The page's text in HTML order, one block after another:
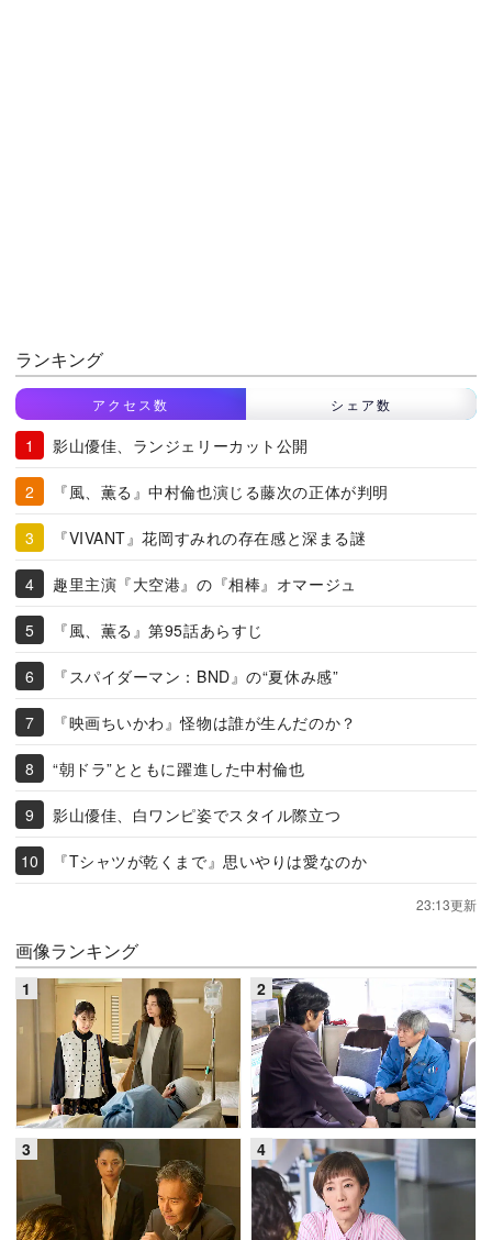
ランキング
アクセス数 シェア数
影山優佳、ランジェリーカット公開
『風、薫る』中村倫也演じる藤次の正体が判明
『VIVANT』花岡すみれの存在感と深まる謎
趣里主演『大空港』の『相棒』オマージュ
『風、薫る』第95話あらすじ
『スパイダーマン：BND』の“夏休み感”
『映画ちいかわ』怪物は誰が生んだのか？
“朝ドラ”とともに躍進した中村倫也
影山優佳、白ワンピ姿でスタイル際立つ
『Tシャツが乾くまで』思いやりは愛なのか
23:13更新
画像ランキング